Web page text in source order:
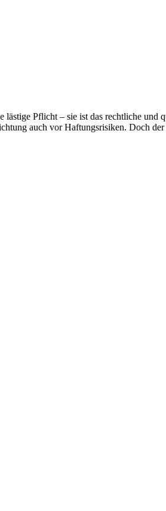
lästige Pflicht – sie ist das rechtliche
auch vor Haftungsrisiken. Doch